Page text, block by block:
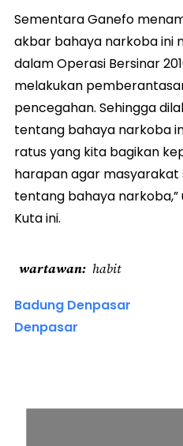
Sementara Ganefo
akbar bahaya narkoba ini
dalam Operasi Bersinar
melakukan
pencegahan. Sehingga
tentang bahaya narkoba
ratus yang kita bagikan
harapan agar
tentang bahaya
Kuta ini.
wartawan habit
Badung Denpasar
Denpasar